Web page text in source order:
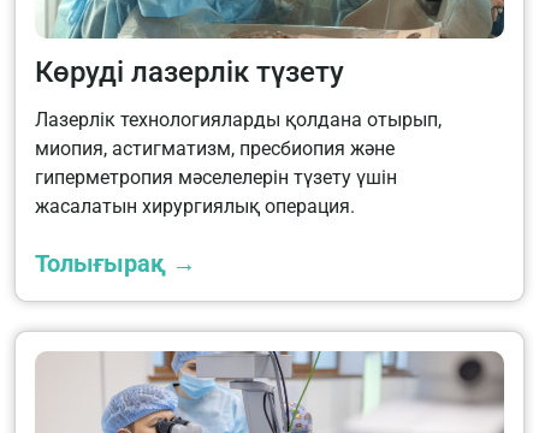
Көруді лазерлік түзету
Лазерлік технологияларды қолдана отырып,
миопия, астигматизм, пресбиопия және
гиперметропия мәселелерін түзету үшін
жасалатын хирургиялық операция.
Толығырақ →